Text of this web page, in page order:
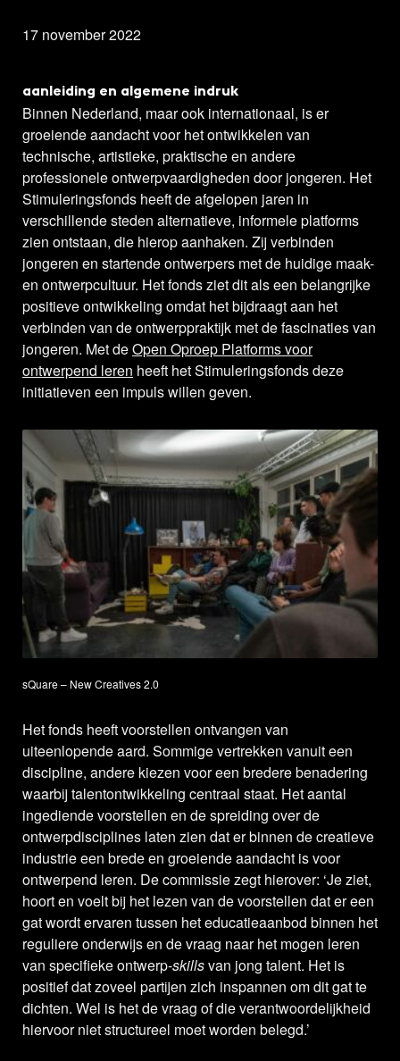
17 november 2022
aanleiding en algemene indruk
Binnen Nederland, maar ook internationaal, is er
groeiende aandacht voor het ontwikkelen van
technische, artistieke, praktische en andere
professionele ontwerpvaardigheden door jongeren. Het
Stimuleringsfonds heeft de afgelopen jaren in
verschillende steden alternatieve, informele platforms
zien ontstaan, die hierop aanhaken. Zij verbinden
jongeren en startende ontwerpers met de huidige maak-
en ontwerpcultuur. Het fonds ziet dit als een belangrijke
positieve ontwikkeling omdat het bijdraagt aan het
verbinden van de ontwerppraktijk met de fascinaties van
jongeren. Met deOpen Oproep Platforms voor
ontwerpend leren heeft het Stimuleringsfonds deze
initiatieven een impuls willen geven.
sQuare – New Creatives 2.0
Het fonds heeft voorstellen ontvangen van
uiteenlopende aard. Sommige vertrekken vanuit een
discipline, andere kiezen voor een bredere benadering
waarbij talentontwikkeling centraal staat. Het aantal
ingediende voorstellen en de spreiding over de
ontwerpdisciplines laten zien dat er binnen de creatieve
industrie een brede en groeiende aandacht is voor
ontwerpend leren. De commissie zegt hierover: ‘Je ziet,
hoort en voelt bij het lezen van de voorstellen dat er een
gat wordt ervaren tussen het educatieaanbod binnen het
reguliere onderwijs en de vraag naar het mogen leren
van specifieke ontwerp-skillsvan jong talent. Het is
positief dat zoveel partijen zich inspannen om dit gat te
dichten. Wel is het de vraag of die verantwoordelijkheid
hiervoor niet structureel moet worden belegd.’